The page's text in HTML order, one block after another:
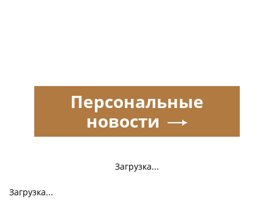
Загрузка...
Загрузка...
Персональные
новости